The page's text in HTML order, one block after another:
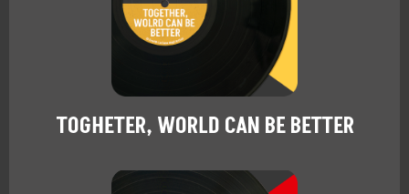
TOGHETER, WORLD CAN BE BETTER